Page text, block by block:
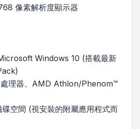
像素解析度顯示器
Windows 10 (搭載最新
理器、AMD Athlon/Phenom™
空間 (視安裝的附屬應用程式而